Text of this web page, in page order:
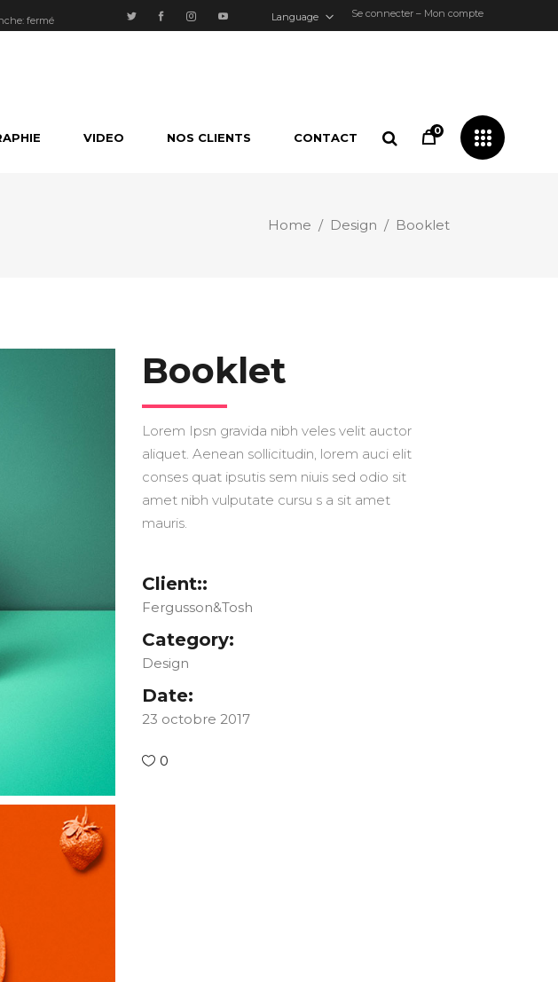
fermé
Se connecter – Mon compte
Language
VIDEO NOS CLIENTS CONTACT 0
Home / Design / Booklet
Booklet
Lorem Ipsn gravida nibh veles velit auctor
aliquet. Aenean sollicitudin, lorem auci elit
conses quat ipsutis sem niuis sed odio sit
amet nibh vulputate cursu s a sit amet
mauris.
Client::
Fergusson&Tosh
Category:
Design
Date:
23 octobre 2017
0